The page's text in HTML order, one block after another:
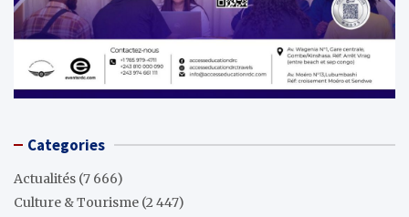
Categories
Actualités (7 666)
Culture & Tourisme (2 447)